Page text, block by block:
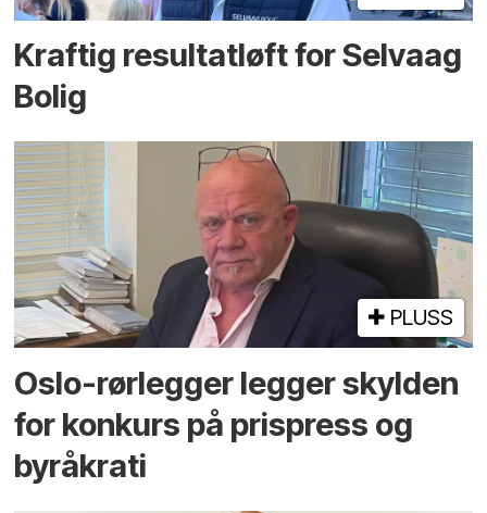
Kraftig resultatløft for Selvaag
Bolig
PLUSS
Oslo-rørlegger legger skylden
for konkurs på prispress og
byråkrati